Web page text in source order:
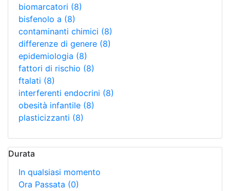
biomarcatori (8)
bisfenolo a (8)
contaminanti chimici (8)
differenze di genere (8)
epidemiologia (8)
fattori di rischio (8)
ftalati (8)
interferenti endocrini (8)
obesità infantile (8)
plasticizzanti (8)
Durata
In qualsiasi momento
Ora Passata (0)